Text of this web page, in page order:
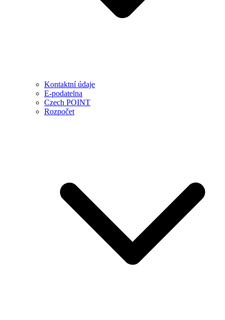
Kontaktní údaje
E-podatelna
Czech POINT
Rozpočet